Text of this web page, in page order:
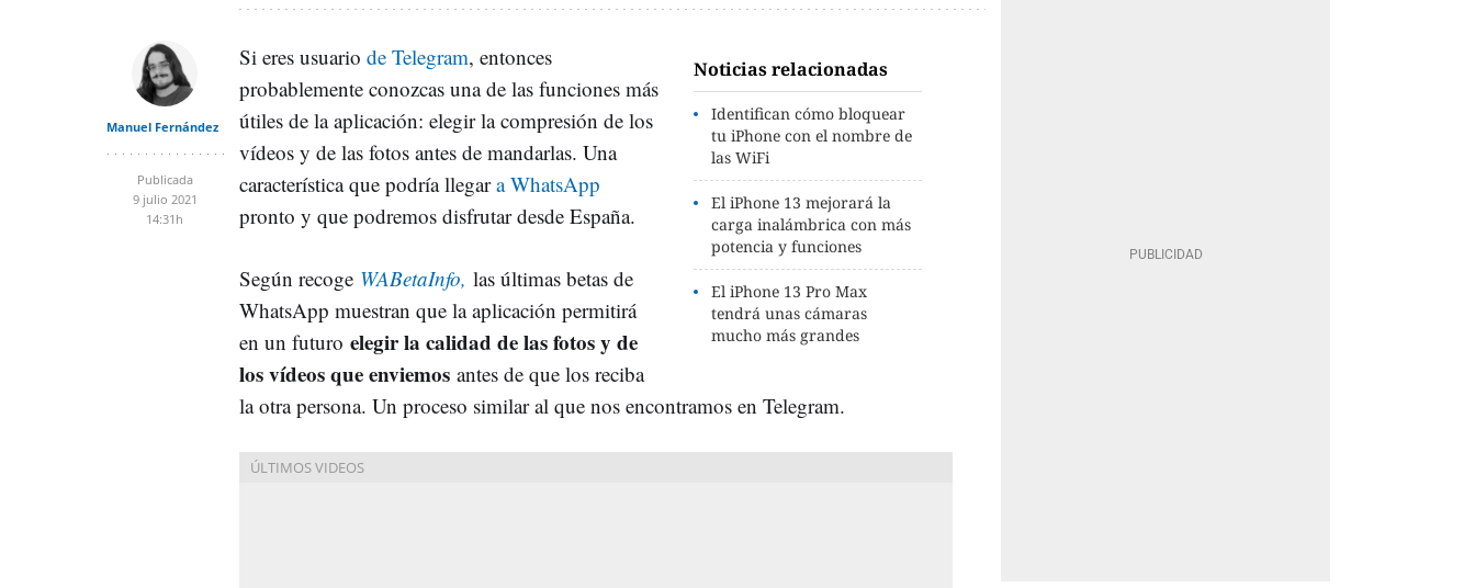
Manuel Fernández
Publicada
9 julio 2021
14:31h
Noticias relacionadas
Identifican cómo bloquear
tu iPhone con el nombre de
las WiFi
El iPhone 13 mejorará la
carga inalámbrica con más
potencia y funciones
El iPhone 13 Pro Max
tendrá unas cámaras
mucho más grandes
Si eres usuario de Telegram, entonces
probablemente conozcas una de las funciones más
útiles de la aplicación: elegir la compresión de los
vídeos y de las fotos antes de mandarlas. Una
característica que podría llegara WhatsApp
pronto y que podremos disfrutar desde España.
Según recoge WABetaInfo, las últimas betas de
WhatsApp muestran que la aplicación permitirá
en un futuro elegir la calidad de las fotos y de
los vídeos que enviemos antes de que los reciba
la otra persona. Un proceso similar al que nos encontramos en Telegram.